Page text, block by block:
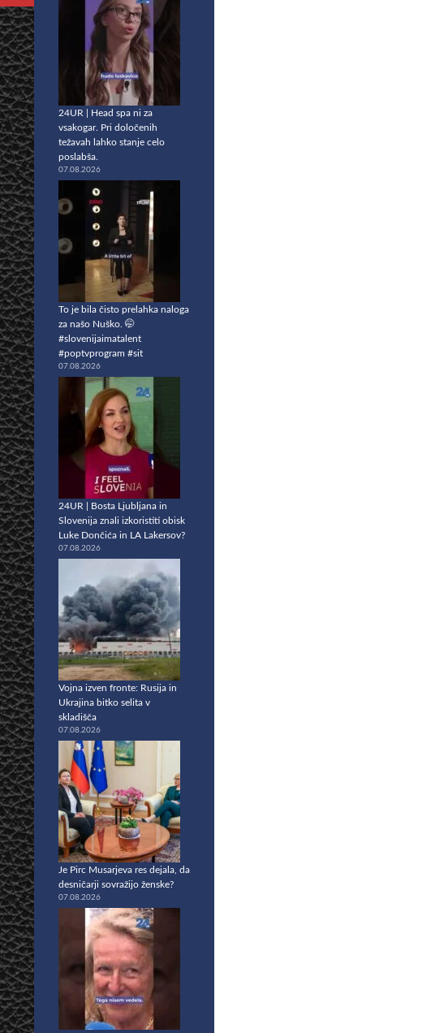
24UR | Head spa ni za
vsakogar. Pri določenih
težavah lahko stanje celo
poslabša.
07.08.2026
To je bila čisto prelahka naloga
za našo Nuško. 🤭
#slovenijaimatalent
#poptvprogram #sit
07.08.2026
24UR | Bosta Ljubljana in
Slovenija znali izkoristiti obisk
Luke Dončića in LA Lakersov?
07.08.2026
Vojna izven fronte: Rusija in
Ukrajina bitko selita v
skladišča
07.08.2026
Je Pirc Musarjeva res dejala, da
desničarji sovražijo ženske?
07.08.2026